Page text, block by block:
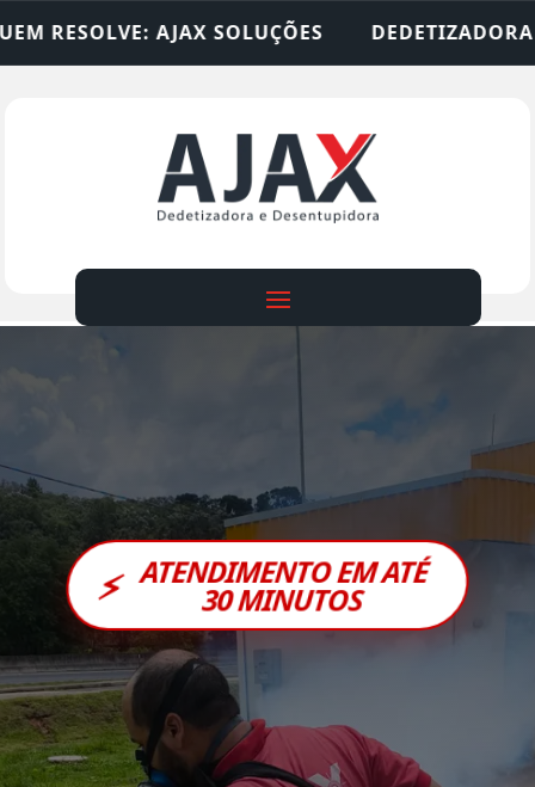
DEDETIZADORA • DESENTUPIDORA •
⚡ ATENDIMENTO EM ATÉ
30 MINUTOS